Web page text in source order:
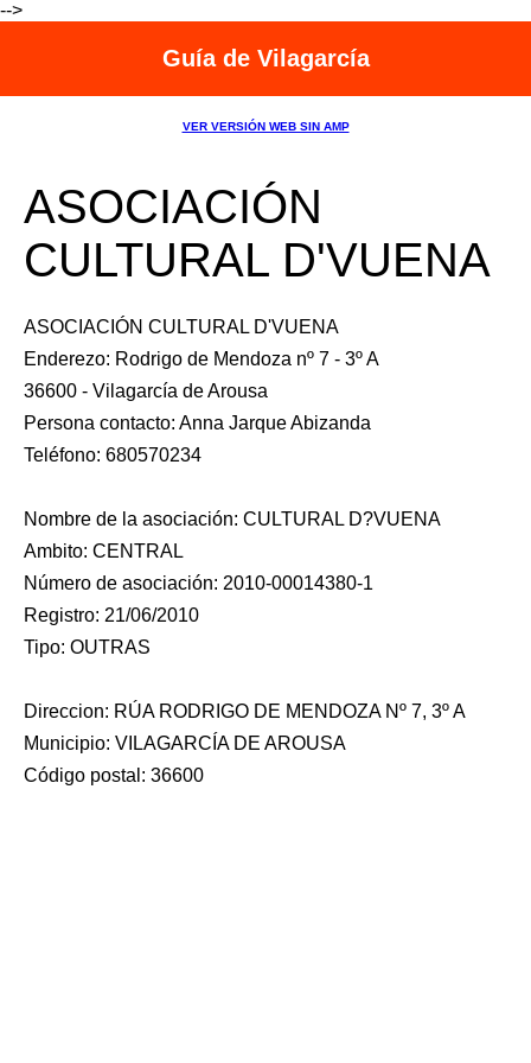
-->
Guía de Vilagarcía
VER VERSIÓN WEB SIN AMP
ASOCIACIÓN
CULTURAL D'VUENA
ASOCIACIÓN CULTURAL D'VUENA
Enderezo: Rodrigo de Mendoza nº 7 - 3º A
36600 - Vilagarcía de Arousa
Persona contacto: Anna Jarque Abizanda
Teléfono: 680570234
Nombre de la asociación: CULTURAL D?VUENA
Ambito: CENTRAL
Número de asociación: 2010-00014380-1
Registro: 21/06/2010
Tipo: OUTRAS
Direccion: RÚA RODRIGO DE MENDOZA Nº 7, 3º A
Municipio: VILAGARCÍA DE AROUSA
Código postal: 36600